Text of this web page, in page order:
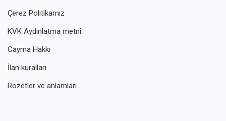
Çerez Politikamız
KVK Aydınlatma metni
Cayma Hakkı
İlan kuralları
Rozetler ve anlamları